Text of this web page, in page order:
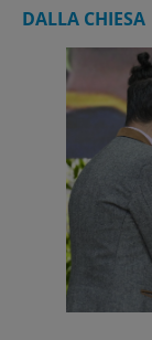
DALLA CHIESA